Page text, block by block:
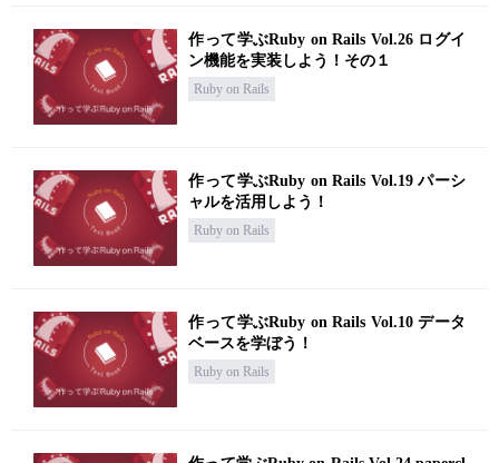
作って学ぶRuby on Rails Vol.26 ログイ
ン機能を実装しよう！その１
Ruby on Rails
作って学ぶRuby on Rails Vol.19 パーシ
ャルを活用しよう！
Ruby on Rails
作って学ぶRuby on Rails Vol.10 データ
ベースを学ぼう！
Ruby on Rails